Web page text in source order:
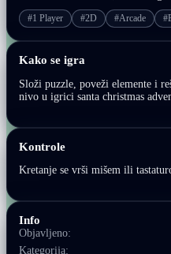
#1 Player #2D #Arcade
Kako se igra
Složi puzzle, poveži elemente i
nivo u igrici santa christmas
Kontrole
Kretanje se vrši mišem ili
Info
Objavljeno:
Kategorija: